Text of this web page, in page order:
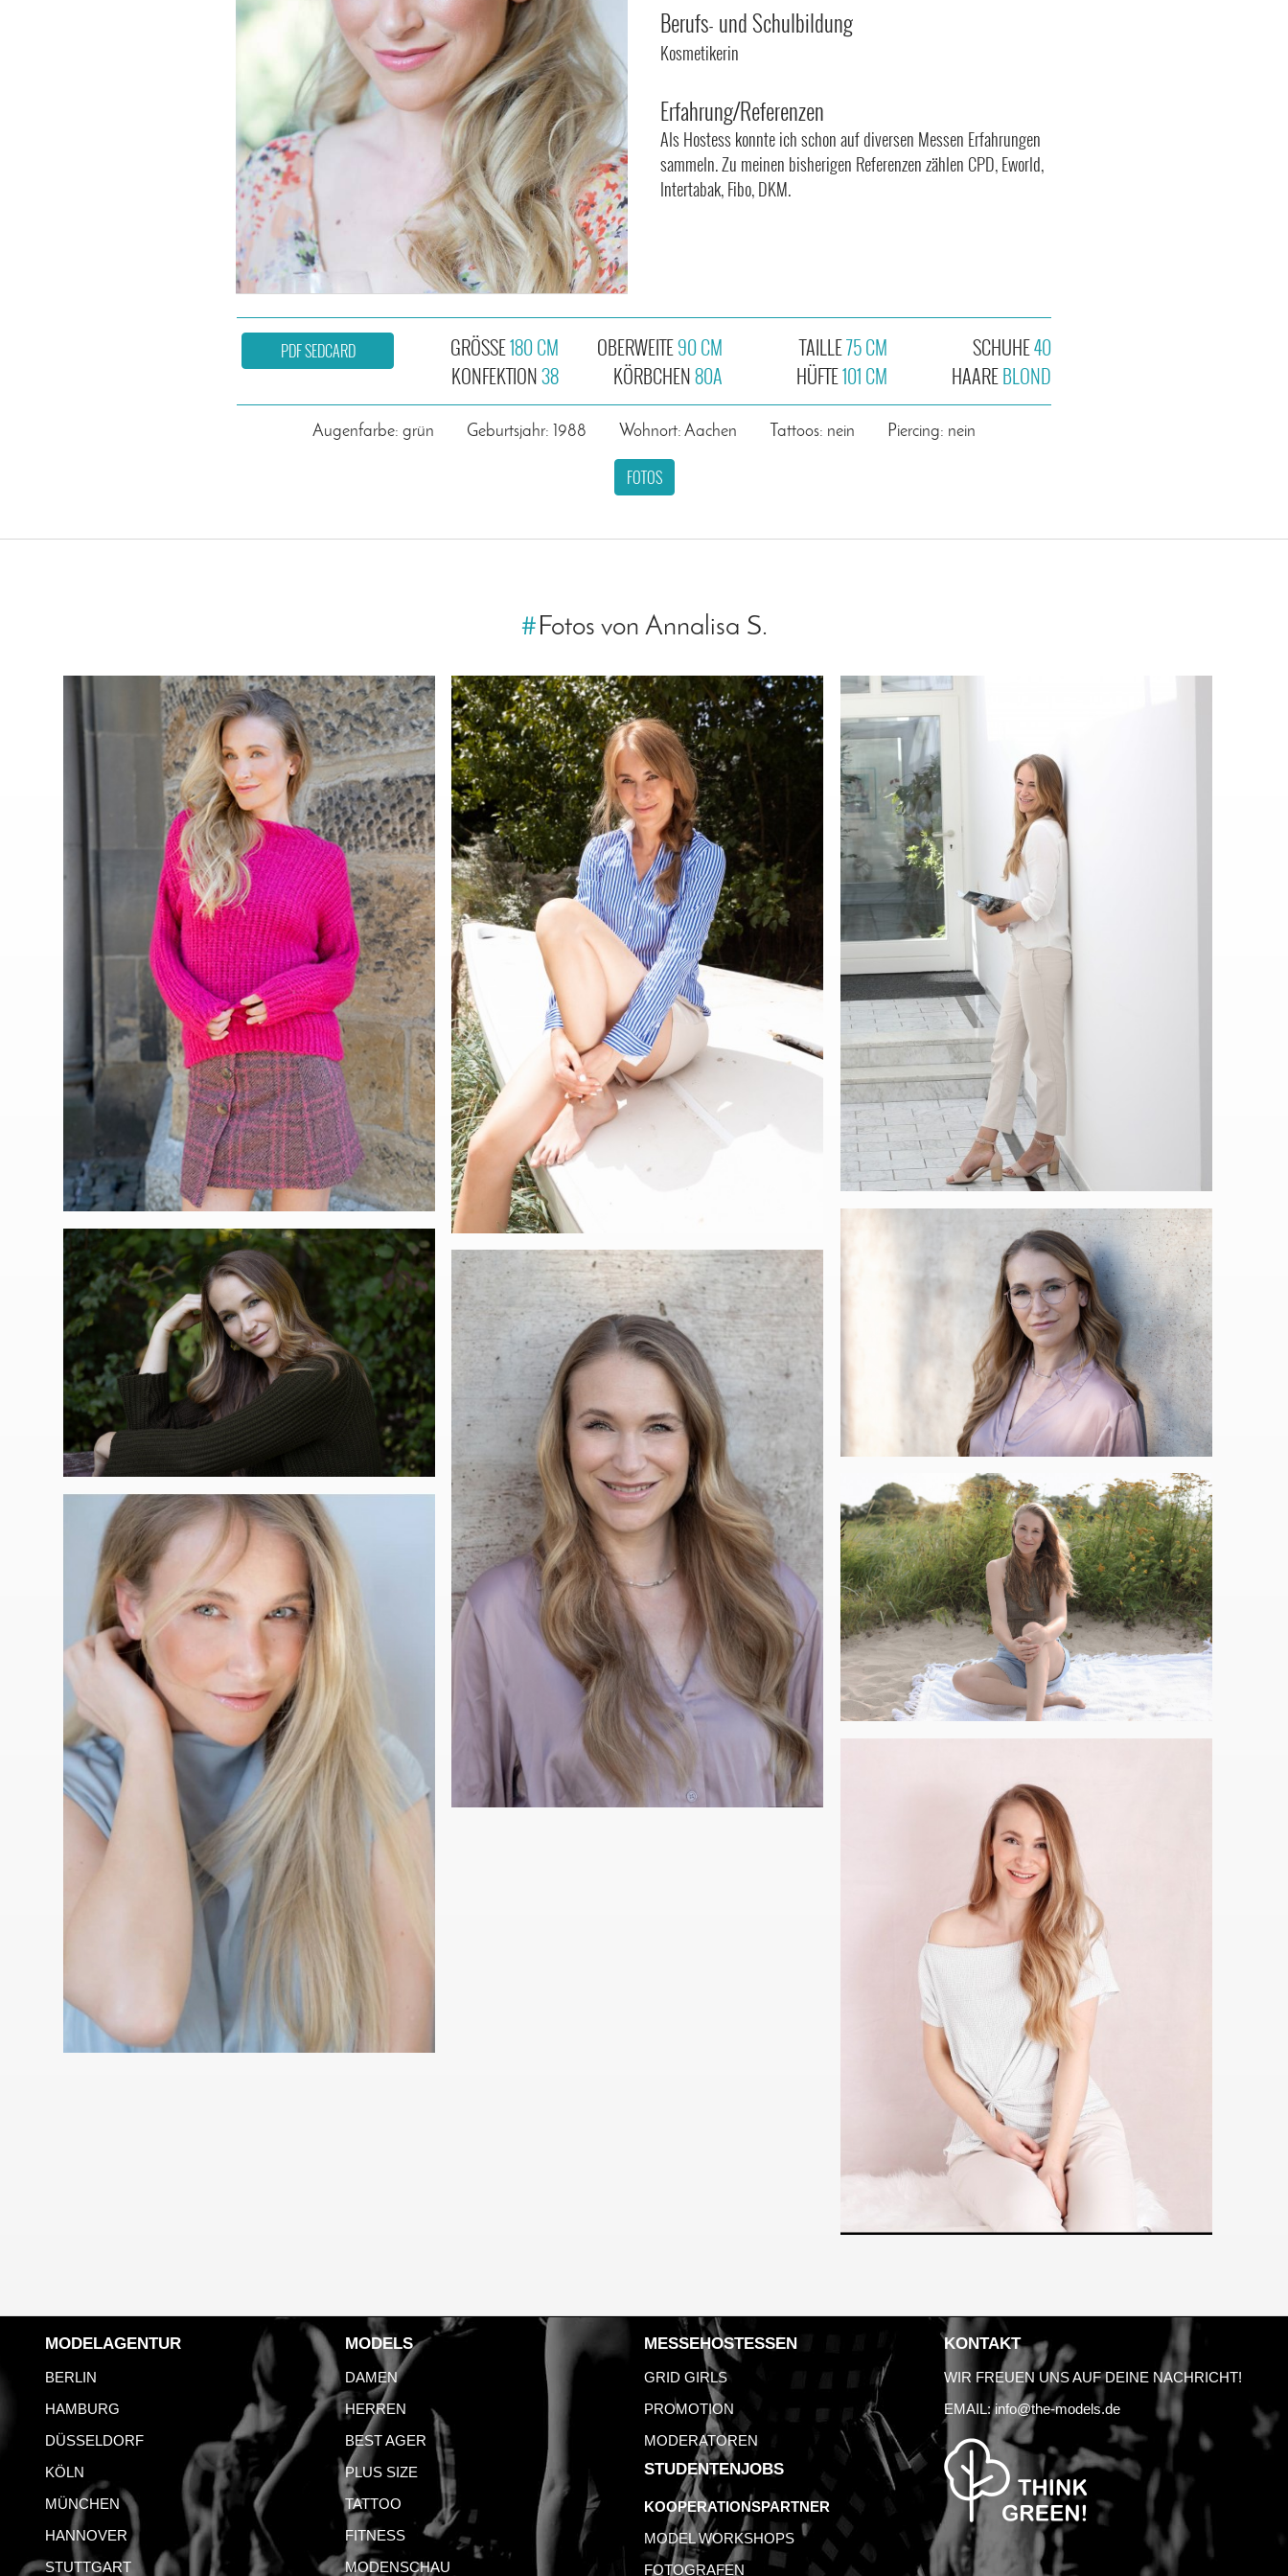
Berufs- und Schulbildung
Kosmetikerin
Erfahrung/Referenzen
Als Hostess konnte ich schon auf diversen Messen Erfahrungen
sammeln. Zu meinen bisherigen Referenzen zählen CPD, Eworld,
Intertabak, Fibo, DKM.
GRÖSSE180 CM
KONFEKTION38
OBERWEITE90 CM
KÖRBCHEN80A
TAILLE75 CM
HÜFTE101 CM
SCHUHE40
HAAREBLOND
PDF SEDCARD
Augenfarbe: grün Geburtsjahr: 1988 Wohnort: Aachen Tattoos: nein Piercing: nein
FOTOS
#Fotos von Annalisa S.
MODELAGENTUR
BERLIN
HAMBURG
DÜSSELDORF
KÖLN
MÜNCHEN
HANNOVER
STUTTGART
MODELS
DAMEN
HERREN
BEST AGER
PLUS SIZE
TATTOO
FITNESS
MODENSCHAU
MESSEHOSTESSEN
GRID GIRLS
PROMOTION
MODERATOREN
STUDENTENJOBS
KOOPERATIONSPARTNER
MODEL WORKSHOPS
FOTOGRAFEN
KONTAKT
WIR FREUEN UNS AUF DEINE NACHRICHT!
EMAIL:info@the-models.de